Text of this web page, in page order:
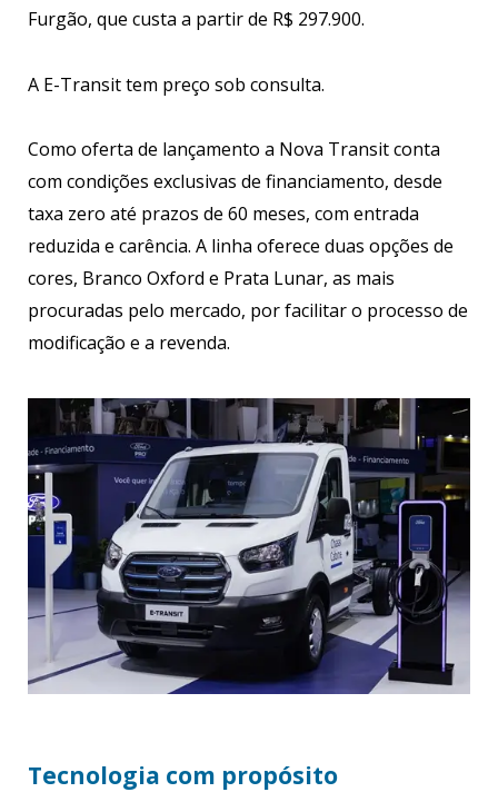
Furgão, que custa a partir de R$ 297.900.
A E-Transit tem preço sob consulta.
Como oferta de lançamento a Nova Transit conta
com condições exclusivas de financiamento, desde
taxa zero até prazos de 60 meses, com entrada
reduzida e carência. A linha oferece duas opções de
cores, Branco Oxford e Prata Lunar, as mais
procuradas pelo mercado, por facilitar o processo de
modificação e a revenda.
Tecnologia com propósito